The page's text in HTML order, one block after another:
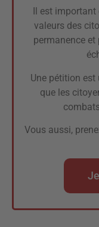
Il est
valeurs des
permanence
Une pétition est
que les
Vous aussi,